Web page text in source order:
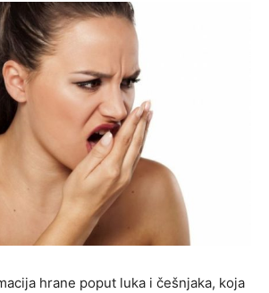
hrane poput luka i češnjaka, koja